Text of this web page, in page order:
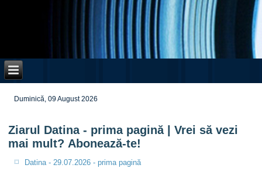
Duminică, 09 August 2026
Ziarul Datina - prima pagină | Vrei să vezi
mai mult? Abonează-te!
Datina - 29.07.2026 - prima pagină